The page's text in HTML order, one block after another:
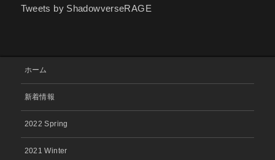
Tweets by ShadowverseRAGE
ホーム
新着情報
2022 Spring
2021 Winter